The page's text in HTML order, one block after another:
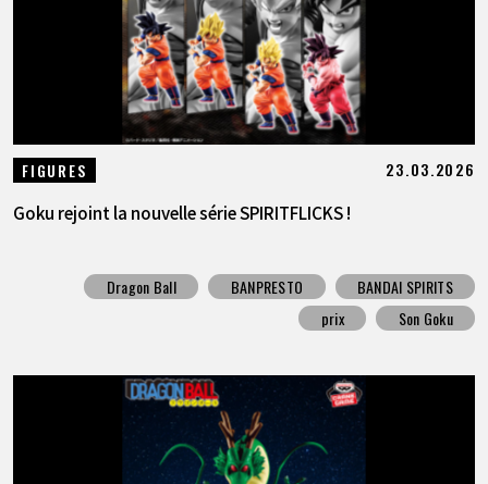
FIGURES 23.03.2026
Goku rejoint la nouvelle série SPIRITFLICKS !
Dragon Ball BANPRESTO
BANDAI SPIRITS
prix
Son Goku